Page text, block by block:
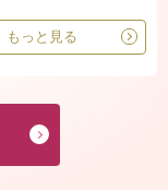
もっと見る